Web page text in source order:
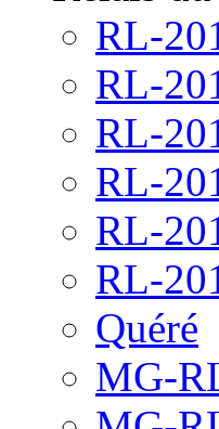
RL-
RL-
RL-
RL-
RL-
RL-
Quéré
MG-